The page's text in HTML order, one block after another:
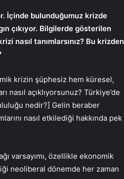
İçinde bulunduğumuz krizde
çıkıyor. Bilgilerde gösterilen
nasıl tanımlarsınız? Bu krizden
krizin şüphesiz hem küresel,
açıklıyorsunuz? Türkiye’de
nedir?] Gelin beraber
nasıl etkilediği hakkında pek
varsayımı, özellikle ekonomik
neoliberal dönemde her zaman